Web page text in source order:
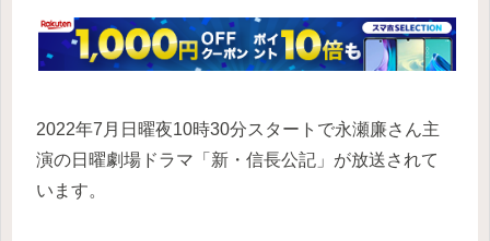
2022年7月日曜夜10時30分スタートで永瀬廉さん主
演の日曜劇場ドラマ「新・信長公記」が放送されて
います。